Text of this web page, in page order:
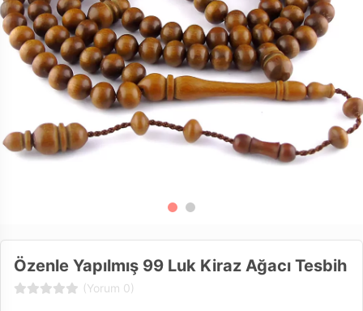
Özenle Yapılmış 99 Luk Kiraz Ağacı Tesbih
(Yorum 0)